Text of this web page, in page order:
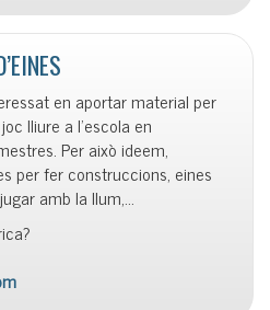
en aportar material per
lliure a l’escola en
Per això ideem,
per fer construccions, eines
amb la llum,…